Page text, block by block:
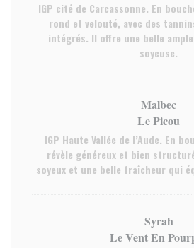
IGP cité de Carcassonne. En
rond et velouté, avec des
intégrés. Il offre une belle
soyeuse.
Malbec
Le Picou
IGP Haute Vallée de l’Aude. En
révèle généreux et bien
soyeux et une belle fraîcheur qui
Syrah
Le Vent En